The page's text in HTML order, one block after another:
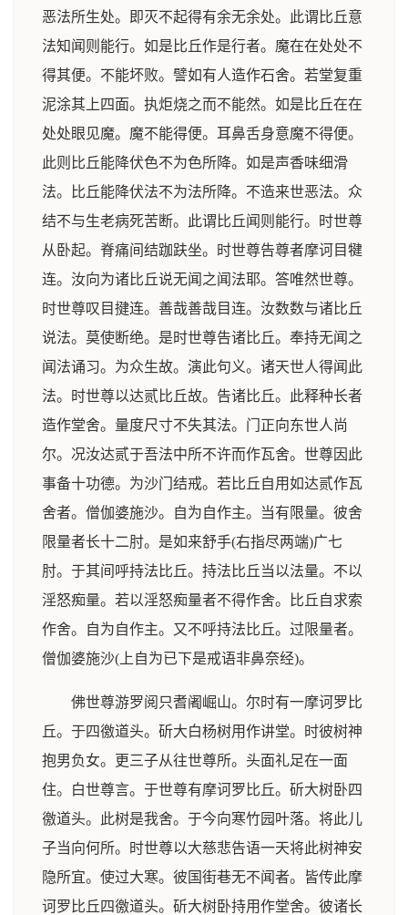
恶法所生处。即灭不起得有余无余处。此谓比丘意
法知闻则能行。如是比丘作是行者。魔在在处处不
得其便。不能坏败。譬如有人造作石舍。若堂复重
泥涂其上四面。执炬烧之而不能然。如是比丘在在
处处眼见魔。魔不能得便。耳鼻舌身意魔不得便。
此则比丘能降伏色不为色所降。如是声香味细滑
法。比丘能降伏法不为法所降。不造来世恶法。众
结不与生老病死苦断。此谓比丘闻则能行。时世尊
从卧起。脊痛间结跏趺坐。时世尊告尊者摩诃目犍
连。汝向为诸比丘说无闻之闻法耶。答唯然世尊。
时世尊叹目揵连。善哉善哉目连。汝数数与诸比丘
说法。莫使断绝。是时世尊告诸比丘。奉持无闻之
闻法诵习。为众生故。演此句义。诸天世人得闻此
法。时世尊以达贰比丘故。告诸比丘。此释种长者
造作堂舍。量度尺寸不失其法。门正向东世人尚
尔。况汝达贰于吾法中所不许而作瓦舍。世尊因此
事备十功德。为沙门结戒。若比丘自用如达贰作瓦
舍者。僧伽婆施沙。自为自作主。当有限量。彼舍
限量者长十二肘。是如来舒手(右指尽两端)广七
肘。于其间呼持法比丘。持法比丘当以法量。不以
淫怒痴量。若以淫怒痴量者不得作舍。比丘自求索
作舍。自为自作主。又不呼持法比丘。过限量者。
僧伽婆施沙(上自为已下是戒语非鼻奈经)。
佛世尊游罗阅只耆阇崛山。尔时有一摩诃罗比
丘。于四徼道头。斫大白杨树用作讲堂。时彼树神
抱男负女。更三子从往世尊所。头面礼足在一面
住。白世尊言。于世尊有摩诃罗比丘。斫大树卧四
徼道头。此树是我舍。于今向寒竹园叶落。将此儿
子当向何所。时世尊以大慈悲告语一天将此树神安
隐所宜。使过大寒。彼国街巷无不闻者。皆传此摩
诃罗比丘四徼道头。斫大树卧持用作堂舍。彼诸长